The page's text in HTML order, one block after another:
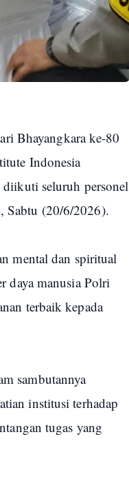
Bhayangkara ke-80
Indonesia
seluruh personel
Sabtu (20/6/2026).
mental dan spiritual
daya manusia Polri
terbaik kepada
sambutannya
institusi terhadap
tugas yang